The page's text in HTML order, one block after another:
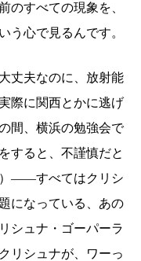
のすべての現象を、
う心で見るんです。
丈夫なのに、放射能
際に関西とかに逃げ
間、横浜の勉強会で
すると、不謹慎だと
）――すべてはクリシ
になっている、あの
シュナ・ゴーパーラ
リシュナが、ワーっ